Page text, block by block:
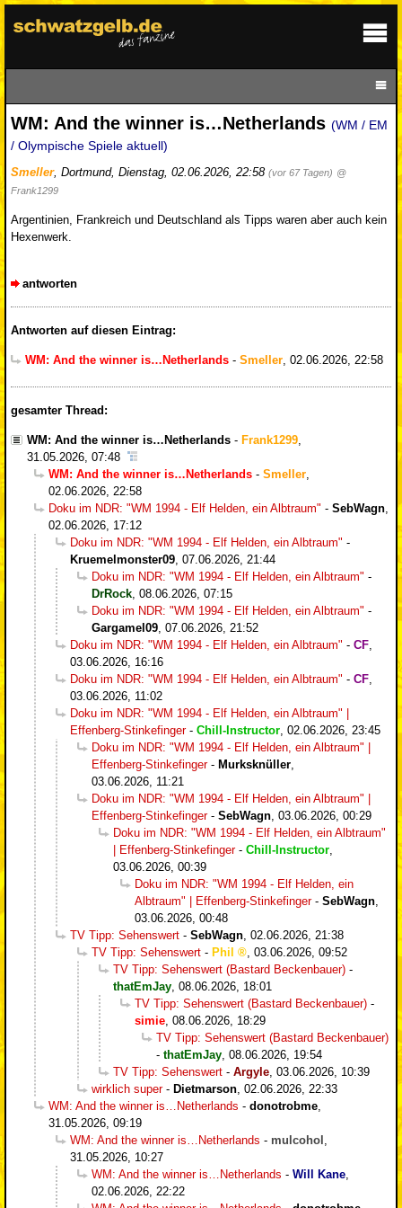
WM: And the winner is…Netherlands (WM / EM
/ Olympische Spiele aktuell)
Smeller, Dortmund, Dienstag, 02.06.2026, 22:58 (vor 67 Tagen) @
Frank1299
Argentinien, Frankreich und Deutschland als Tipps waren aber auch kein
Hexenwerk.
antworten
Antworten auf diesen Eintrag:
WM: And the winner is…Netherlands - Smeller, 02.06.2026, 22:58
gesamter Thread:
WM: And the winner is…Netherlands - Frank1299
31.05.2026, 07:48
WM: And the winner is…Netherlands - Smeller
02.06.2026, 22:58
Doku im NDR: "WM 1994 - Elf Helden, ein Albtraum" - SebWagn
02.06.2026, 17:12
Doku im NDR: "WM 1994 - Elf Helden, ein Albtraum" -
Kruemelmonster09 07.06.2026, 21:44
Doku im NDR: "WM 1994 - Elf Helden, ein Albtraum" -
DrRock 08.06.2026, 07:15
Doku im NDR: "WM 1994 - Elf Helden, ein Albtraum" -
Gargamel09 07.06.2026, 21:52
Doku im NDR: "WM 1994 - Elf Helden, ein Albtraum" - CF
03.06.2026, 16:16
Doku im NDR: "WM 1994 - Elf Helden, ein Albtraum" - CF
03.06.2026, 11:02
Doku im NDR: "WM 1994 - Elf Helden, ein Albtraum" |
Effenberg-Stinkefinger- Chill-Instructor 02.06.2026, 23:45
Doku im NDR: "WM 1994 - Elf Helden, ein Albtraum" |
Effenberg-Stinkefinger- Murksknüller
03.06.2026, 11:21
Doku im NDR: "WM 1994 - Elf Helden, ein Albtraum" |
Effenberg-Stinkefinger- SebWagn 03.06.2026, 00:29
Doku im NDR: "WM 1994 - Elf Helden, ein Albtraum"
| Effenberg-Stinkefinger- Chill-Instructor
03.06.2026, 00:39
Doku im NDR: "WM 1994 - Elf Helden, ein
Albtraum" | Effenberg-Stinkefinger- SebWagn
03.06.2026, 00:48
TV Tipp: Sehenswert - SebWagn 02.06.2026, 21:38
TV Tipp: Sehenswert - Phil
03.06.2026, 09:52
TV Tipp: Sehenswert (Bastard Beckenbauer) -
thatEmJay 08.06.2026, 18:01
TV Tipp: Sehenswert (Bastard Beckenbauer) -
simie 08.06.2026, 18:29
TV Tipp: Sehenswert (Bastard Beckenbauer)
- thatEmJay 08.06.2026, 19:54
TV Tipp: Sehenswert - Argyle 03.06.2026, 10:39
wirklich super- Dietmarson 02.06.2026, 22:33
WM: And the winner is…Netherlands - donotrobme
31.05.2026, 09:19
WM: And the winner is…Netherlands - mulcohol
31.05.2026, 10:27
WM: And the winner is…Netherlands - Will Kane
02.06.2026, 22:22